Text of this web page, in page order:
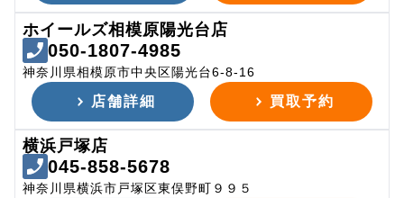
ホイールズ相模原陽光台店
050-1807-4985
神奈川県相模原市中央区陽光台6-8-16
店舗詳細 買取予約
横浜戸塚店
045-858-5678
神奈川県横浜市戸塚区東俣野町９９５